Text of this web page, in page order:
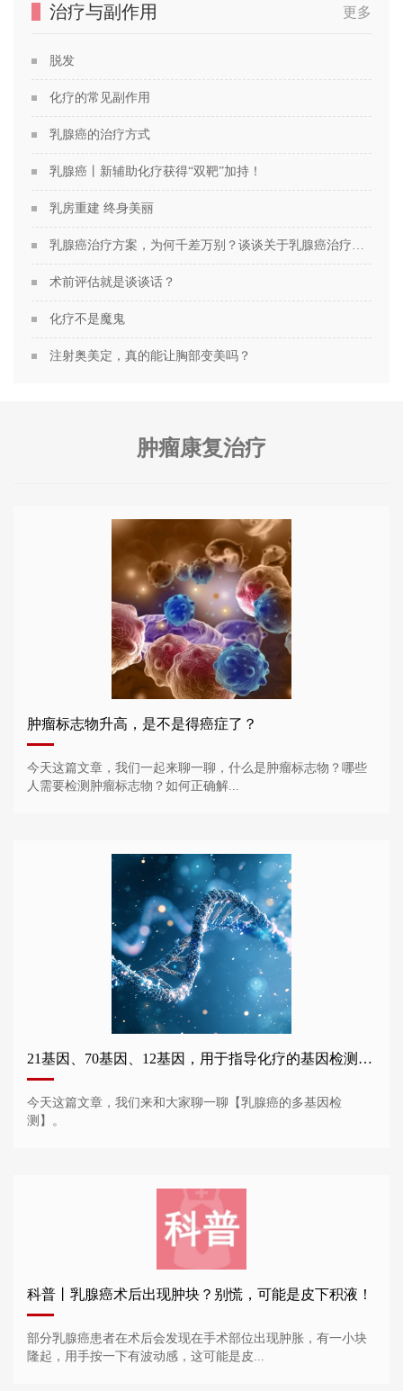
治疗与副作用 更多
脱发
化疗的常见副作用
乳腺癌的治疗方式
乳腺癌丨新辅助化疗获得“双靶”加持！
乳房重建 终身美丽
术前评估就是谈谈话？
化疗不是魔鬼
注射奥美定，真的能让胸部变美吗？
肿瘤康复治疗
肿瘤标志物升高，是不是得癌症了？
今天这篇文章，我们一起来聊一聊，什么是肿瘤标志物？哪些
人需要检测肿瘤标志物？如何正确解...
21基因、70基因、12基因，用于指导化疗的基因检测谁需要做？
今天这篇文章，我们来和大家聊一聊【乳腺癌的多基因检
测】。
科普丨乳腺癌术后出现肿块？别慌，可能是皮下积液！
部分乳腺癌患者在术后会发现在手术部位出现肿胀，有一小块
隆起，用手按一下有波动感，这可能是皮...